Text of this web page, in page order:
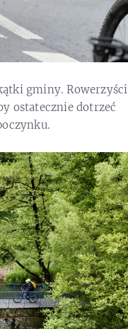
gminy. Rowerzyści
ostatecznie dotrzeć